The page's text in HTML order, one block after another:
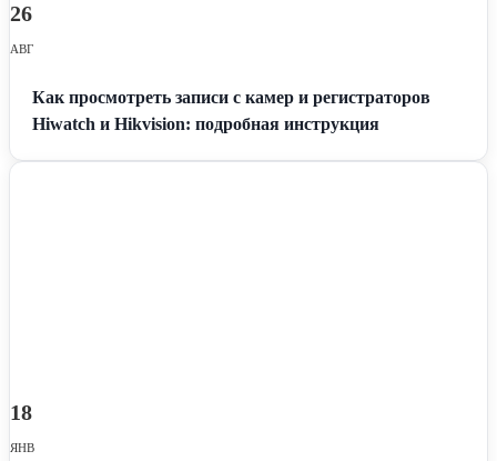
26
АВГ
Как просмотреть записи с камер и регистраторов
Hiwatch и Hikvision: подробная инструкция
18
ЯНВ